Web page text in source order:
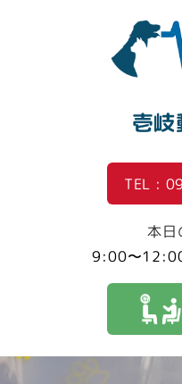
壱
TEL :
本日
9:00〜